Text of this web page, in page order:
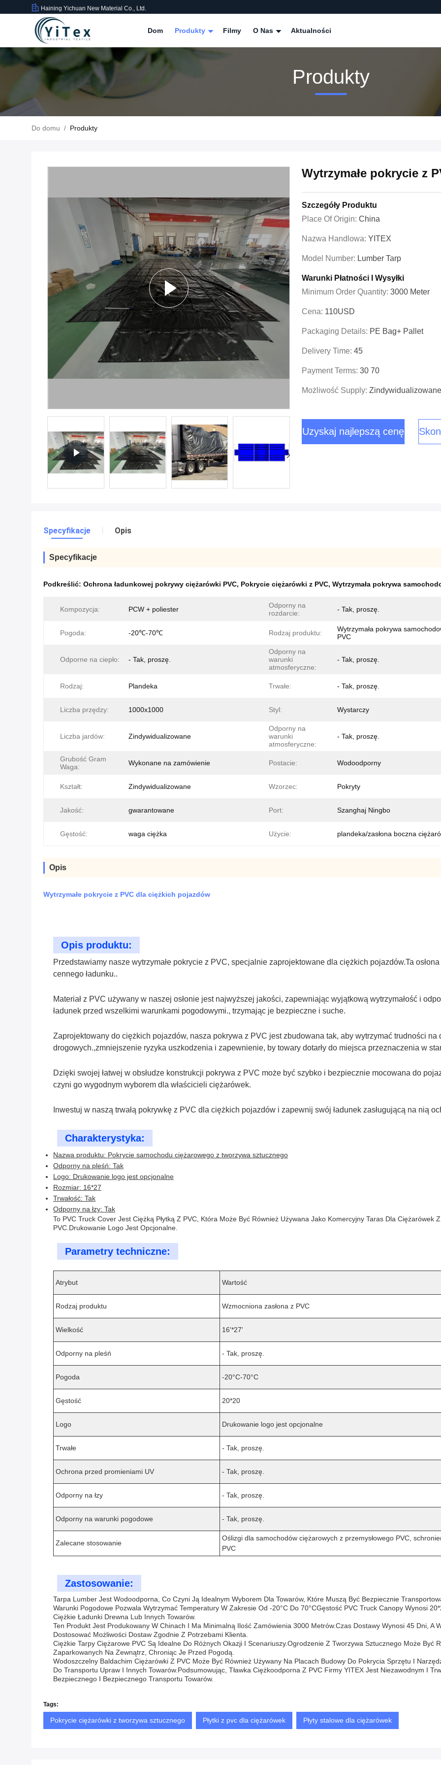
Haining Yichuan New Material Co., Ltd.
Dom Produkty Filmy O Nas Aktualności
Produkty
Do domu / Produkty
Wytrzymałe pokrycie z
Szczegóły Produktu
Place Of Origin: China
Nazwa Handlowa: YITEX
Model Number: Lumber Tarp
Warunki Płatności I Wysyłki
Minimum Order Quantity: 3000 Meter
Cena: 110USD
Packaging Details: PE Bag+ Pallet
Delivery Time: 45
Payment Terms: 30 70
Możliwość Supply: Zindywidualizowane
Uzyskaj najlepszą cenę
Specyfikacje Opis
Specyfikacje
Podkreślić: Ochrona ładunkowej pokrywy ciężarówki PVC, Pokrycie ciężarówki z PVC, Wytrzymała pokrywa
Kompozycja: PCW + poliester
Odporny na
rozdarcie:
- Tak, proszę.
Pogoda: -20℃-70℃ Rodzaj produktu:
Wytrzymała pokrywa
PVC
Odporne na ciepło: - Tak, proszę.
Odporny na
warunki
atmosferyczne:
- Tak, proszę.
Rodzaj: Plandeka Trwałe: - Tak, proszę.
Liczba przędzy: 1000x1000 Styl: Wystarczy
Liczba jardów: Zindywidualizowane
Odporny na
warunki
atmosferyczne:
- Tak, proszę.
Grubość Gram
Waga:
Wykonane na zamówienie Postacie: Wodoodporny
Kształt: Zindywidualizowane Wzorzec: Pokryty
Jakość: gwarantowane Port: Szanghaj Ningbo
Gęstość: waga ciężka Użycie: plandeka/zasłona boczna
Opis
Wytrzymałe pokrycie z PVC dla ciężkich pojazdów
Opis produktu:
Przedstawiamy nasze wytrzymałe pokrycie z PVC, specjalnie zaprojektowane dla ciężkich pojazdów.Ta
cennego ładunku..
Materiał z PVC używany w naszej osłonie jest najwyższej jakości, zapewniając wyjątkową wytrzymałość i
ładunek przed wszelkimi warunkami pogodowymi., trzymając je bezpieczne i suche.
Zaprojektowany do ciężkich pojazdów, nasza pokrywa z PVC jest zbudowana tak, aby wytrzymać trudności na
drogowych.,zmniejszenie ryzyka uszkodzenia i zapewnienie, by towary dotarły do miejsca przeznaczenia w
Dzięki swojej łatwej w obsłudze konstrukcji pokrywa z PVC może być szybko i bezpiecznie mocowana do
czyni go wygodnym wyborem dla właścicieli ciężarówek.
Inwestuj w naszą trwałą pokrywkę z PVC dla ciężkich pojazdów i zapewnij swój ładunek zasługującą na nią
Charakterystyka:
Nazwa produktu: Pokrycie samochodu ciężarowego z tworzywa sztucznego
Odporny na pleśń: Tak
Logo: Drukowanie logo jest opcjonalne
Rozmiar: 16*27
Trwałość: Tak
Odporny na łzy: Tak
To PVC Truck Cover Jest Ciężką Płytką Z PVC, Która Może Być Również Używana Jako Komercyjny Taras Dla Ciężarówek
PVC.Drukowanie Logo Jest Opcjonalne.
Parametry techniczne:
Atrybut Wartość
Rodzaj produktu Wzmocniona zasłona z PVC
Wielkość 16'*27'
Odporny na pleśń - Tak, proszę.
Pogoda -20°C-70°C
Gęstość 20*20
Logo Drukowanie logo jest opcjonalne
Trwałe - Tak, proszę.
Ochrona przed promieniami UV - Tak, proszę.
Odporny na łzy - Tak, proszę.
Odporny na warunki pogodowe - Tak, proszę.
Zalecane stosowanie
Oślizgi dla samochodów ciężarowych z przemysłowego PVC,
PVC
Zastosowanie:
Tarpa Lumber Jest Wodoodporna, Co Czyni Ją Idealnym Wyborem Dla Towarów, Które Muszą Być Bezpiecznie
Warunki Pogodowe Pozwala Wytrzymać Temperatury W Zakresie Od -20°C Do 70°CGęstość PVC Truck Canopy Wynosi
Ciężkie Ładunki Drewna Lub Innych Towarów.
Ten Produkt Jest Produkowany W Chinach I Ma Minimalną Ilość Zamówienia 3000 Metrów.Czas Dostawy Wynosi 45 Dni, A
Dostosować Możliwości Dostaw Zgodnie Z Potrzebami Klienta.
Ciężkie Tarpy Ciężarowe PVC Są Idealne Do Różnych Okazji I Scenariuszy.Ogrodzenie Z Tworzywa Sztucznego Może Być
Zaparkowanych Na Zewnątrz, Chroniąc Je Przed Pogodą.
Wodoszczelny Baldachim Ciężarówki Z PVC Może Być Również Używany Na Placach Budowy Do Pokrycia Sprzętu I
Do Transportu Upraw I Innych Towarów.Podsumowując, Tławka Ciężkoodporna Z PVC Firmy YITEX Jest Niezawodnym I
Bezpiecznego I Bezpiecznego Transportu Towarów.
Tags:
Pokrycie ciężarówki z tworzywa sztucznego Płytki z pvc dla ciężarówek Płyty stalowe dla ciężarówek